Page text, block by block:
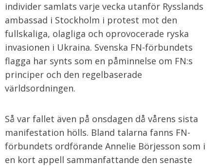
individer samlats varje vecka utanför Rysslands
ambassad i Stockholm i protest mot den
fullskaliga, olagliga och oprovocerade ryska
invasionen i Ukraina. Svenska FN-förbundets
flagga har synts som en påminnelse om FN:s
principer och den regelbaserade
världsordningen.
Så var fallet även på onsdagen då vårens sista
manifestation hölls. Bland talarna fanns FN-
förbundets ordförande Annelie Börjesson som i
en kort appell sammanfattande den senaste